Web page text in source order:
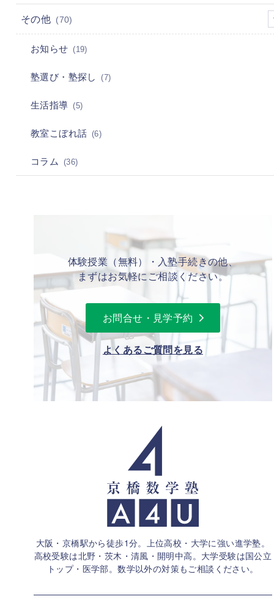
その他 (70)
お知らせ (19)
塾選び・塾探し (7)
生活指導 (5)
教室こぼれ話 (6)
コラム (36)
体験授業（無料）・入塾手続きの他、
まずはお気軽にご相談ください。
お問合せ・見学予約
よくあるご質問を見る
大阪・京橋駅から徒歩1分。上位高校・大学に強い進学塾。
高校受験は北野・茨木・清風・開明中高。大学受験は国公立
トップ・医学部。数学以外の対策もご相談ください。